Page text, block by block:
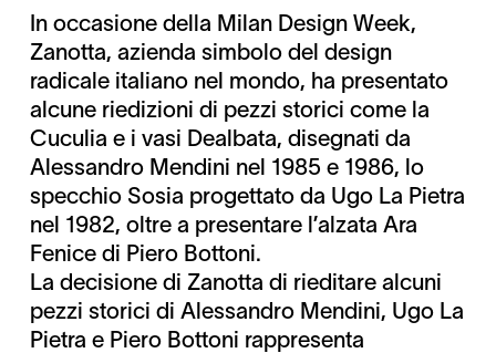
In occasione della Milan Design Week,
Zanotta, azienda simbolo del design
radicale italiano nel mondo, ha presentato
alcune riedizioni di pezzi storici come la
Cuculia e i vasi Dealbata, disegnati da
Alessandro Mendini nel 1985 e 1986, lo
specchio Sosia progettato da Ugo La Pietra
nel 1982, oltre a presentare l’alzata Ara
Fenice di Piero Bottoni.
La decisione di Zanotta di rieditare alcuni
pezzi storici di Alessandro Mendini, Ugo La
Pietra e Piero Bottoni rappresenta